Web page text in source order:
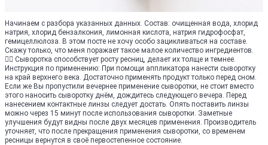
Начинаем с разбора указанных данных. Состав: очищенная вода, хлорид
натрия, хлорид бензалкония, лимонная кислота, натрия гидрофосфат,
гемицеллюлоза. В этом посте не хочу особо зацикливаться на составе.
Скажу только, что меня поражает такое малое количество ингредиентов.
👍🏻 Сыворотка способствует росту ресниц, делает их толще и темнее.
Инструкция по применению: При помощи аппликатора нанести сыворотку
на край верхнего века. Достаточно применять продукт только перед сном.
Если же Вы пропустили вечернее применение сыворотки, не стоит вместо
этого наносить сыворотку днём, дождитесь следующего вечера. Перед
нанесением контактные линзы следует достать. Опять поставить линзы
можно через 15 минут после использования сыворотки. Заметные
улучшения будут видны после двух месяцев применения. Производитель
уточняет, что после прекращения применения сыворотки, со временем
ресницы вернутся в своё первостепенное состояние.